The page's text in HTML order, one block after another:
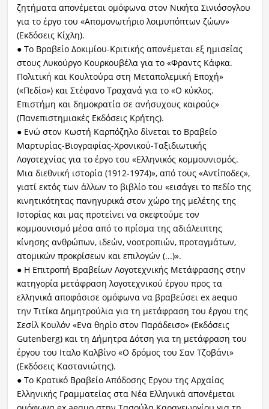
ζητήματα απονέμεται ομόφωνα στον Νικήτα Σινιόσογλου
για το έργο του «Απομονωτήριο λοιμυπόπτων ζώων»
(Εκδόσεις Κίχλη).
● Το Βραβείο Δοκιμίου-Κριτικής απονέμεται εξ ημισείας
στους Λυκούργο Κουρκουβέλα για το «Φραντς Κάφκα.
Πολιτική και Κουλτούρα στη Μεταπολεμική Εποχή»
(«Πεδίο») και Στέφανο Τραχανά για το «Ο κύκλος.
Επιστήμη και δημοκρατία σε ανήσυχους καιρούς»
(Πανεπιστημιακές Εκδόσεις Κρήτης).
● Ενώ στον Κωστή Καρπόζηλο δίνεται το Βραβείο
Μαρτυρίας-Bιογραφίας-Χρονικού-Ταξιδιωτικής
Λογοτεχνίας για το έργο του «Ελληνικός κομμουνισμός.
Μια διεθνική ιστορία (1912-1974)», από τους «Αντίποδες»,
γιατί εκτός των άλλων το βιβλίο του «εισάγει το πεδίο της
κινητικότητας πανηγυρικά στον χώρο της μελέτης της
Ιστορίας και μας προτείνει να σκεφτούμε τον
κομμουνισμό μέσα από το πρίσμα της αδιάλειπτης
κίνησης ανθρώπων, ιδεών, νοοτροπιών, προταγμάτων,
ατομικών προκρίσεων και επιλογών (...)».
● Η Επιτροπή Βραβείων Λογοτεχνικής Μετάφρασης στην
κατηγορία μετάφραση λογοτεχνικού έργου προς τα
ελληνικά αποφάσισε ομόφωνα να βραβεύσει ex aequo
την Τιτίκα Δημητρούλια για τη μετάφραση του έργου της
Σεσίλ Κουλόν «Ενα θηρίο στον Παράδεισο» (Εκδόσεις
Gutenberg) και τη Δήμητρα Δότση για τη μετάφραση του
έργου του Ιταλο Καλβίνο «Ο δρόμος του Σαν Τζοβάνι»
(Εκδόσεις Καστανιώτης).
● Το Κρατικό Βραβείο Απόδοσης Εργου της Αρχαίας
Ελληνικής Γραμματείας στα Νέα Ελληνικά απονέμεται